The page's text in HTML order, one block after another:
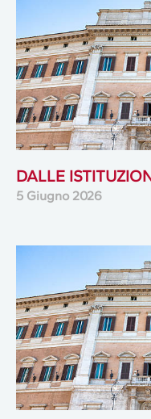
DALLE
5 Giugno 2026